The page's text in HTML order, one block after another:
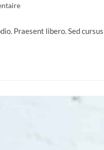
Praesent libero. Sed